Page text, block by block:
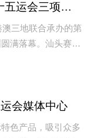
汕头赛区圆满完成十五运会三项赛事承办任务
三地联合承办的第
满落幕。汕头赛区
会媒体中心
色产品，吸引众多